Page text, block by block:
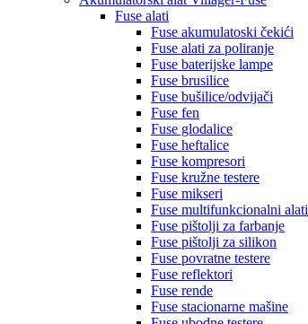
Fuse alati
Fuse akumulatoski čekići
Fuse alati za poliranje
Fuse baterijske lampe
Fuse brusilice
Fuse bušilice/odvijači
Fuse fen
Fuse glodalice
Fuse heftalice
Fuse kompresori
Fuse kružne testere
Fuse mikseri
Fuse multifunkcionalni alati
Fuse pištolji za farbanje
Fuse pištolji za silikon
Fuse povratne testere
Fuse reflektori
Fuse rende
Fuse stacionarne mašine